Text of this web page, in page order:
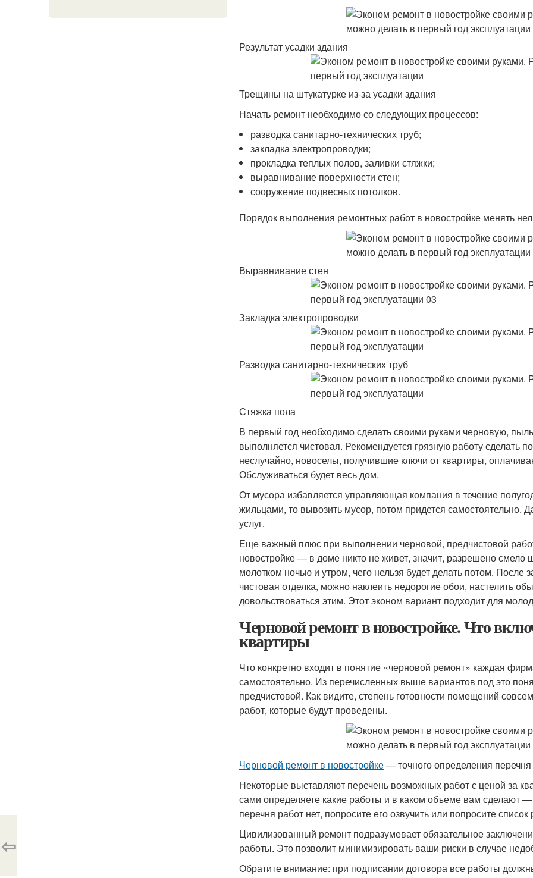
Результат усадки здания
Трещины на штукатурке из-за усадки здания
Начать ремонт необходимо со следующих процессов:
разводка санитарно-технических труб;
закладка электропроводки;
прокладка теплых полов, заливки стяжки;
выравнивание поверхности стен;
сооружение подвесных потолков.
Порядок выполнения ремонтных работ в новостройке менять
Выравнивание стен
Закладка электропроводки
Разводка санитарно-технических труб
Стяжка пола
В первый год необходимо сделать своими руками черновую,
выполняется чистовая. Рекомендуется грязную работу сделать
неслучайно, новоселы, получившие ключи от квартиры,
Обслуживаться будет весь дом.
От мусора избавляется управляющая компания в течение
жильцами, то вывозить мусор, потом придется самостоятельно.
услуг.
Еще важный плюс при выполнении черновой, предчистовой
новостройке — в доме никто не живет, значит, разрешено смело
молотком ночью и утром, чего нельзя будет делать потом.
чистовая отделка, можно наклеить недорогие обои, настелить
довольствоваться этим. Этот эконом вариант подходит для
Черновой ремонт в новостройке. Что
квартиры
Что конкретно входит в понятие «черновой ремонт» каждая
самостоятельно. Из перечисленных выше вариантов под это
предчистовой. Как видите, степень готовности помещений
работ, которые будут проведены.
Черновой ремонт в новостройке— точного определения перечня
Некоторые выставляют перечень возможных работ с ценой за
сами определяете какие работы и в каком объеме вам сделают
перечня работ нет, попросите его озвучить или попросите
Цивилизованный ремонт подразумевает обязательное
работы. Это позволит минимизировать ваши риски в случае
Обратите внимание: при подписании договора все работы
⇦